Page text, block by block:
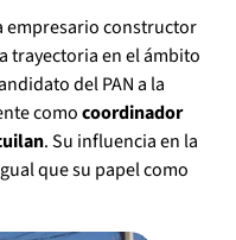
empresario constructor
trayectoria en el ámbito
del PAN a la
comocoordinador
. Su influencia en la
que su papel como